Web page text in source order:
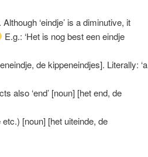
‘eindje’ is a diminutive, it
E.g.: ‘Het is nog best een eindje
de kippeneindjes]. Literally: ‘a
also ‘end’ [noun] [het end, de
[noun] [het uiteinde, de